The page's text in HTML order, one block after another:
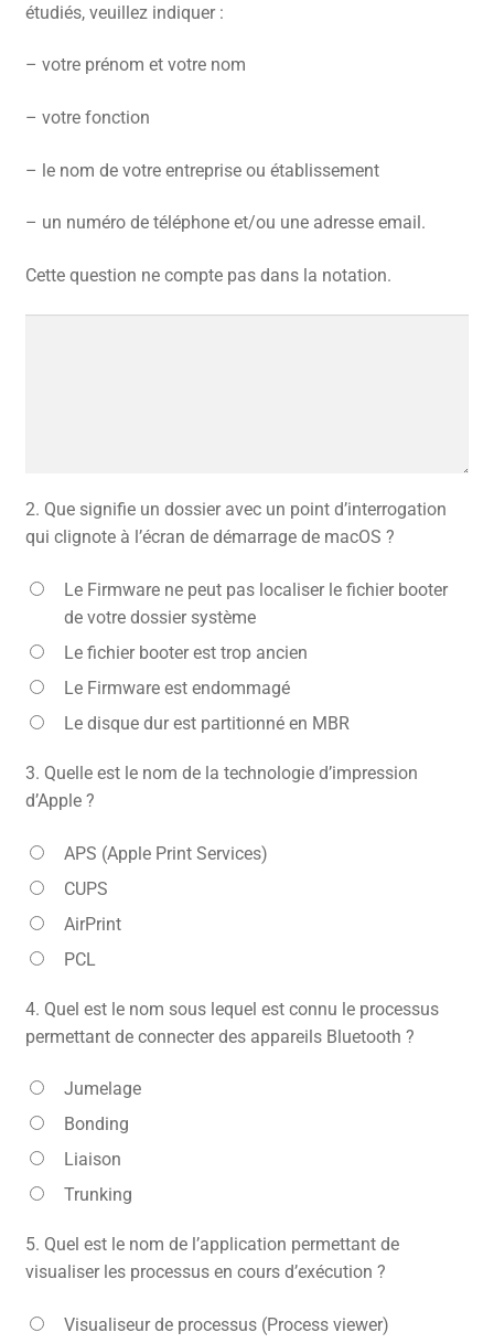
PANIER
étudiés, veuillez indiquer :
– votre prénom et votre nom
– votre fonction
– le nom de votre entreprise ou établissement
– un numéro de téléphone et/ou une adresse email.
Cette question ne compte pas dans la notation.
2. Que signifie un dossier avec un point d’interrogation
qui clignote à l’écran de démarrage de macOS ?
Le Firmware ne peut pas localiser le fichier booter
de votre dossier système
Le fichier booter est trop ancien
Le Firmware est endommagé
Le disque dur est partitionné en MBR
3. Quelle est le nom de la technologie d’impression
d’Apple ?
APS (Apple Print Services)
CUPS
AirPrint
PCL
4. Quel est le nom sous lequel est connu le processus
permettant de connecter des appareils Bluetooth ?
Jumelage
Bonding
Liaison
Trunking
5. Quel est le nom de l’application permettant de
visualiser les processus en cours d’exécution ?
Visualiseur de processus (Process viewer)